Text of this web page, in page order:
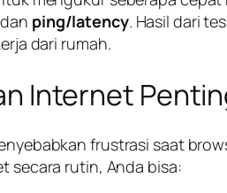
ping/latency. Hasil dari
dari rumah.
Internet
frustrasi saat
secara rutin, Anda bisa: